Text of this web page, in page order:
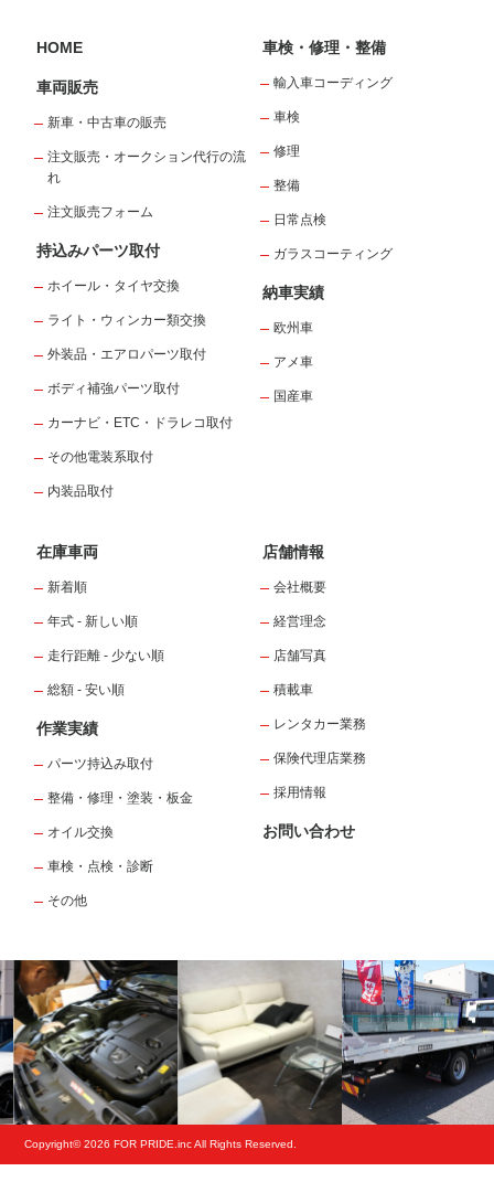
HOME
車両販売
新車・中古車の販売
注文販売・オークション代行の流
れ
注文販売フォーム
持込みパーツ取付
ホイール・タイヤ交換
ライト・ウィンカー類交換
外装品・エアロパーツ取付
ボディ補強パーツ取付
カーナビ・ETC・ドラレコ取付
その他電装系取付
内装品取付
車検・修理・整備
輸入車コーディング
車検
修理
整備
日常点検
ガラスコーティング
納車実績
欧州車
アメ車
国産車
在庫車両
新着順
年式 - 新しい順
走行距離 - 少ない順
総額 - 安い順
作業実績
パーツ持込み取付
整備・修理・塗装・板金
オイル交換
車検・点検・診断
その他
店舗情報
会社概要
経営理念
店舗写真
積載車
レンタカー業務
保険代理店業務
採用情報
お問い合わせ
Copyright© 2026 FOR PRIDE.inc All Rights Reserved.